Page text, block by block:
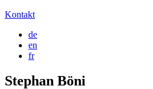
Kontakt
de
en
fr
Stephan Böni